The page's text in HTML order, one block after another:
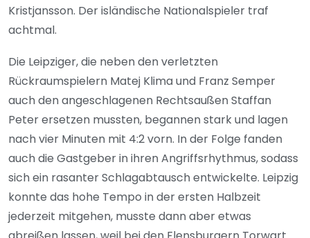
Kristjansson. Der isländische Nationalspieler traf
achtmal.
Die Leipziger, die neben den verletzten
Rückraumspielern Matej Klima und Franz Semper
auch den angeschlagenen Rechtsaußen Staffan
Peter ersetzen mussten, begannen stark und lagen
nach vier Minuten mit 4:2 vorn. In der Folge fanden
auch die Gastgeber in ihren Angriffsrhythmus, sodass
sich ein rasanter Schlagabtausch entwickelte. Leipzig
konnte das hohe Tempo in der ersten Halbzeit
jederzeit mitgehen, musste dann aber etwas